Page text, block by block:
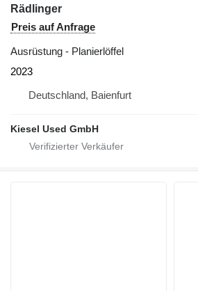
Rädlinger
Preis auf Anfrage
Ausrüstung - Planierlöffel
2023
Deutschland, Baienfurt
Kiesel Used GmbH